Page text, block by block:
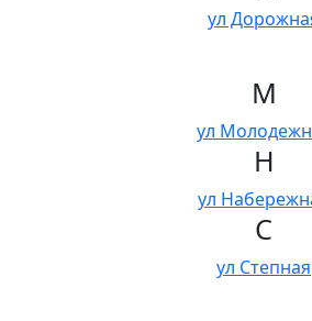
ул
М
ул
Н
ул
С
ул Степная